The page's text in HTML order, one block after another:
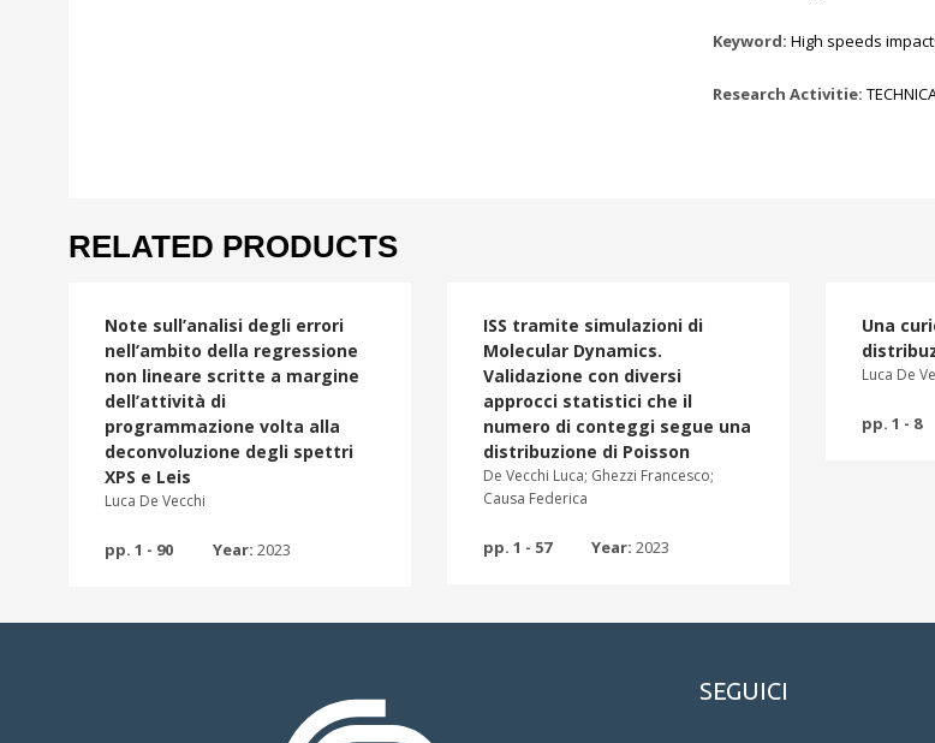
Keyword: High speeds
Research Activitie:
RELATED PRODUCTS
Note sull’analisi degli errori
nell’ambito della regressione
non lineare scritte a margine
dell’attività di
programmazione volta alla
deconvoluzione degli spettri
XPS e Leis
Luca De Vecchi
pp. 1 - 90 Year: 2023
ISS tramite simulazioni di
Molecular Dynamics.
Validazione con diversi
approcci statistici che il
numero di conteggi segue una
distribuzione di Poisson
De Vecchi Luca; Ghezzi Francesco;
Causa Federica
pp. 1 - 57 Year: 2023
Una
Luca De
pp. 1 - 8
SEGUICI